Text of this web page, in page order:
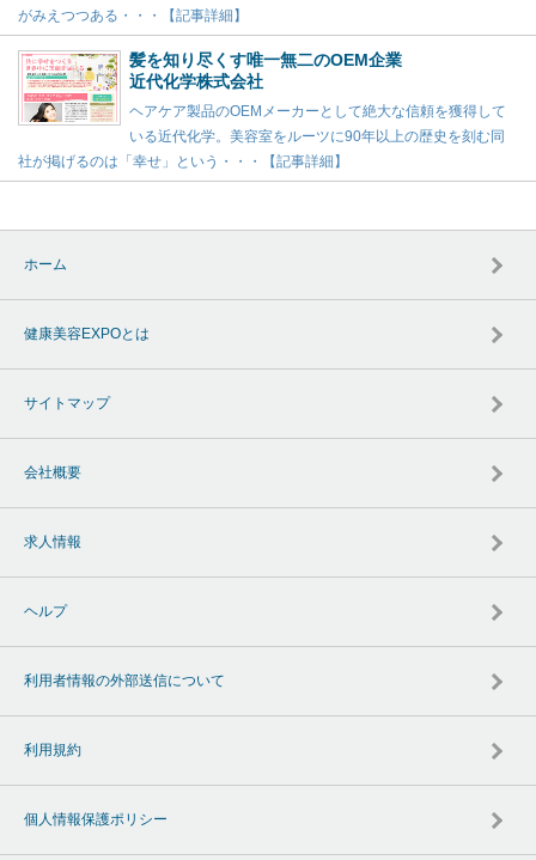
がみえつつある・・・【記事詳細】
髪を知り尽くす唯一無二のOEM企業
近代化学株式会社
ヘアケア製品のOEMメーカーとして絶大な信頼を獲得して
いる近代化学。美容室をルーツに90年以上の歴史を刻む同
社が掲げるのは「幸せ」という・・・【記事詳細】
ホーム
健康美容EXPOとは
サイトマップ
会社概要
求人情報
ヘルプ
利用者情報の外部送信について
利用規約
個人情報保護ポリシー